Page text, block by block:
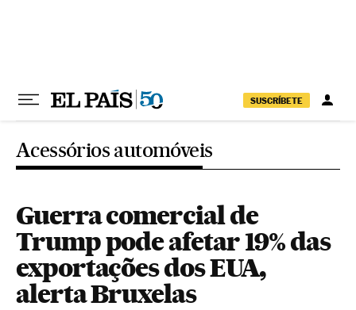
SUSCRÍBETE
Acessórios automóveis
Guerra comercial de
Trump pode afetar 19% das
exportações dos EUA,
alerta Bruxelas